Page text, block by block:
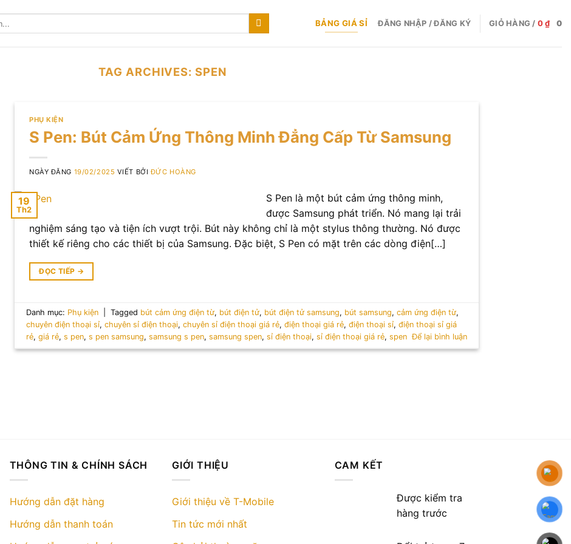
BẢNG GIÁ SỈ ĐĂNG NHẬP / ĐĂNG KÝ GIỎ HÀNG / 0₫ 0
TAG ARCHIVES:SPEN
PHỤ KIỆN
S Pen: Bút Cảm Ứng Thông Minh Đẳng Cấp Từ Samsung
NGÀY ĐĂNG 19/02/2025 VIẾT BỞIĐỨC HOÀNG
19
Th2
S Pen là một bút cảm ứng thông minh,
được Samsung phát triển. Nó mang lại trải
nghiệm sáng tạo và tiện ích vượt trội. Bút này không chỉ là một stylus thông thường. Nó được
thiết kế riêng cho các thiết bị của Samsung. Đặc biệt, S Pen có mặt trên các dòng điện[…]
ĐỌC TIẾP →
Danh mục: Phụ kiện Tagged bút cảm ứng điện từ, bút điện tử, bút điện tử samsung, bút samsung,cảm ứng điện từ,
chuyên điện thoại sỉ,chuyên sỉ điện thoại,chuyên sỉ điện thoại giá rẻ,điện thoại giá rẻ,điện thoại sỉ,điện thoại sỉ giá
rẻ,giá rẻ,s pen,s pen samsung,samsung s pen,samsung spen,sỉ điện thoại,sỉ điện thoại giá rẻ,spen Để lại bình luận
THÔNG TIN & CHÍNH SÁCH
Hướng dẫn đặt hàng
Hướng dẫn thanh toán
GIỚI THIỆU
Giới thiệu về T-Mobile
Tin tức mới nhất
CAM KẾT
Được kiểm tra
hàng trước